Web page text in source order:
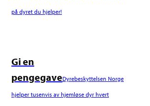
på dyret du hjelper!
Gi en
pengegaveDyrebeskyttelsen Norge
hjelper tusenvis av hjemløse dyr hvert